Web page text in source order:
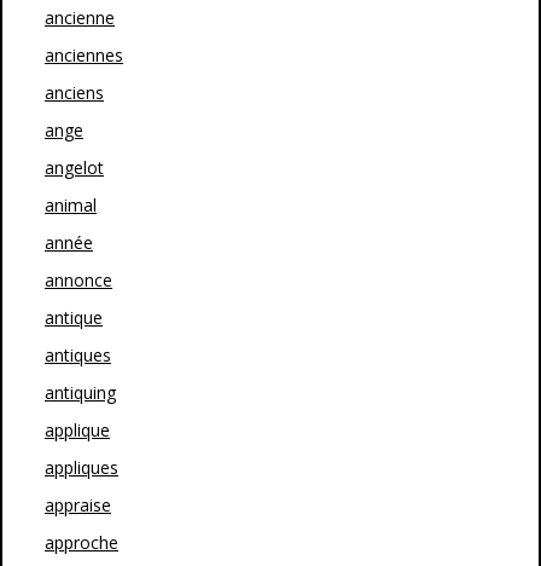
ancienne
anciennes
anciens
ange
angelot
animal
année
annonce
antique
antiques
antiquing
applique
appliques
appraise
approche